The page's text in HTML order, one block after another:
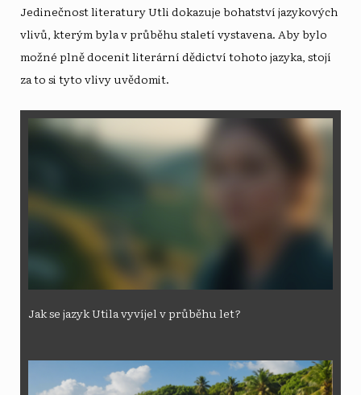
Jedinečnost literatury Utli dokazuje bohatství jazykových
vlivů, kterým byla v průběhu staletí vystavena. Aby bylo
možné plně docenit literární dědictví tohoto jazyka, stojí
za to si tyto vlivy uvědomit.
Jak se jazyk Utila vyvíjel v průběhu let?